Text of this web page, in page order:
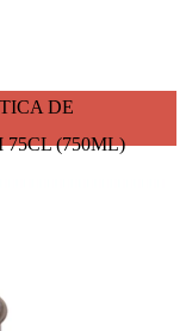
DE
(750ML)